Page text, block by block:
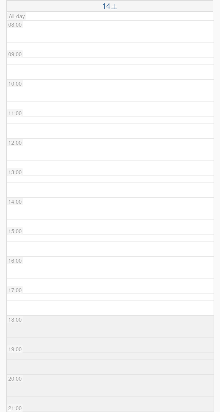
14 土
All-day
08:00
09:00
10:00
11:00
12:00
13:00
14:00
15:00
16:00
17:00
18:00
19:00
20:00
21:00